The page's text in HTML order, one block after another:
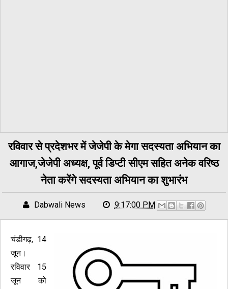
रविवार से प्रदेशभर में जेजेपी के मेगा सदस्यता अभियान का
आगाज,जेजेपी अध्यक्ष, पूर्व डिप्टी सीएम सहित अनेक वरिष्ठ
नेता करेंगे सदस्यता अभियान का शुभारंभ
Dabwali News 9:17:00 PM
चंडीगढ़, 14
जून।
रविवार 15
जून को